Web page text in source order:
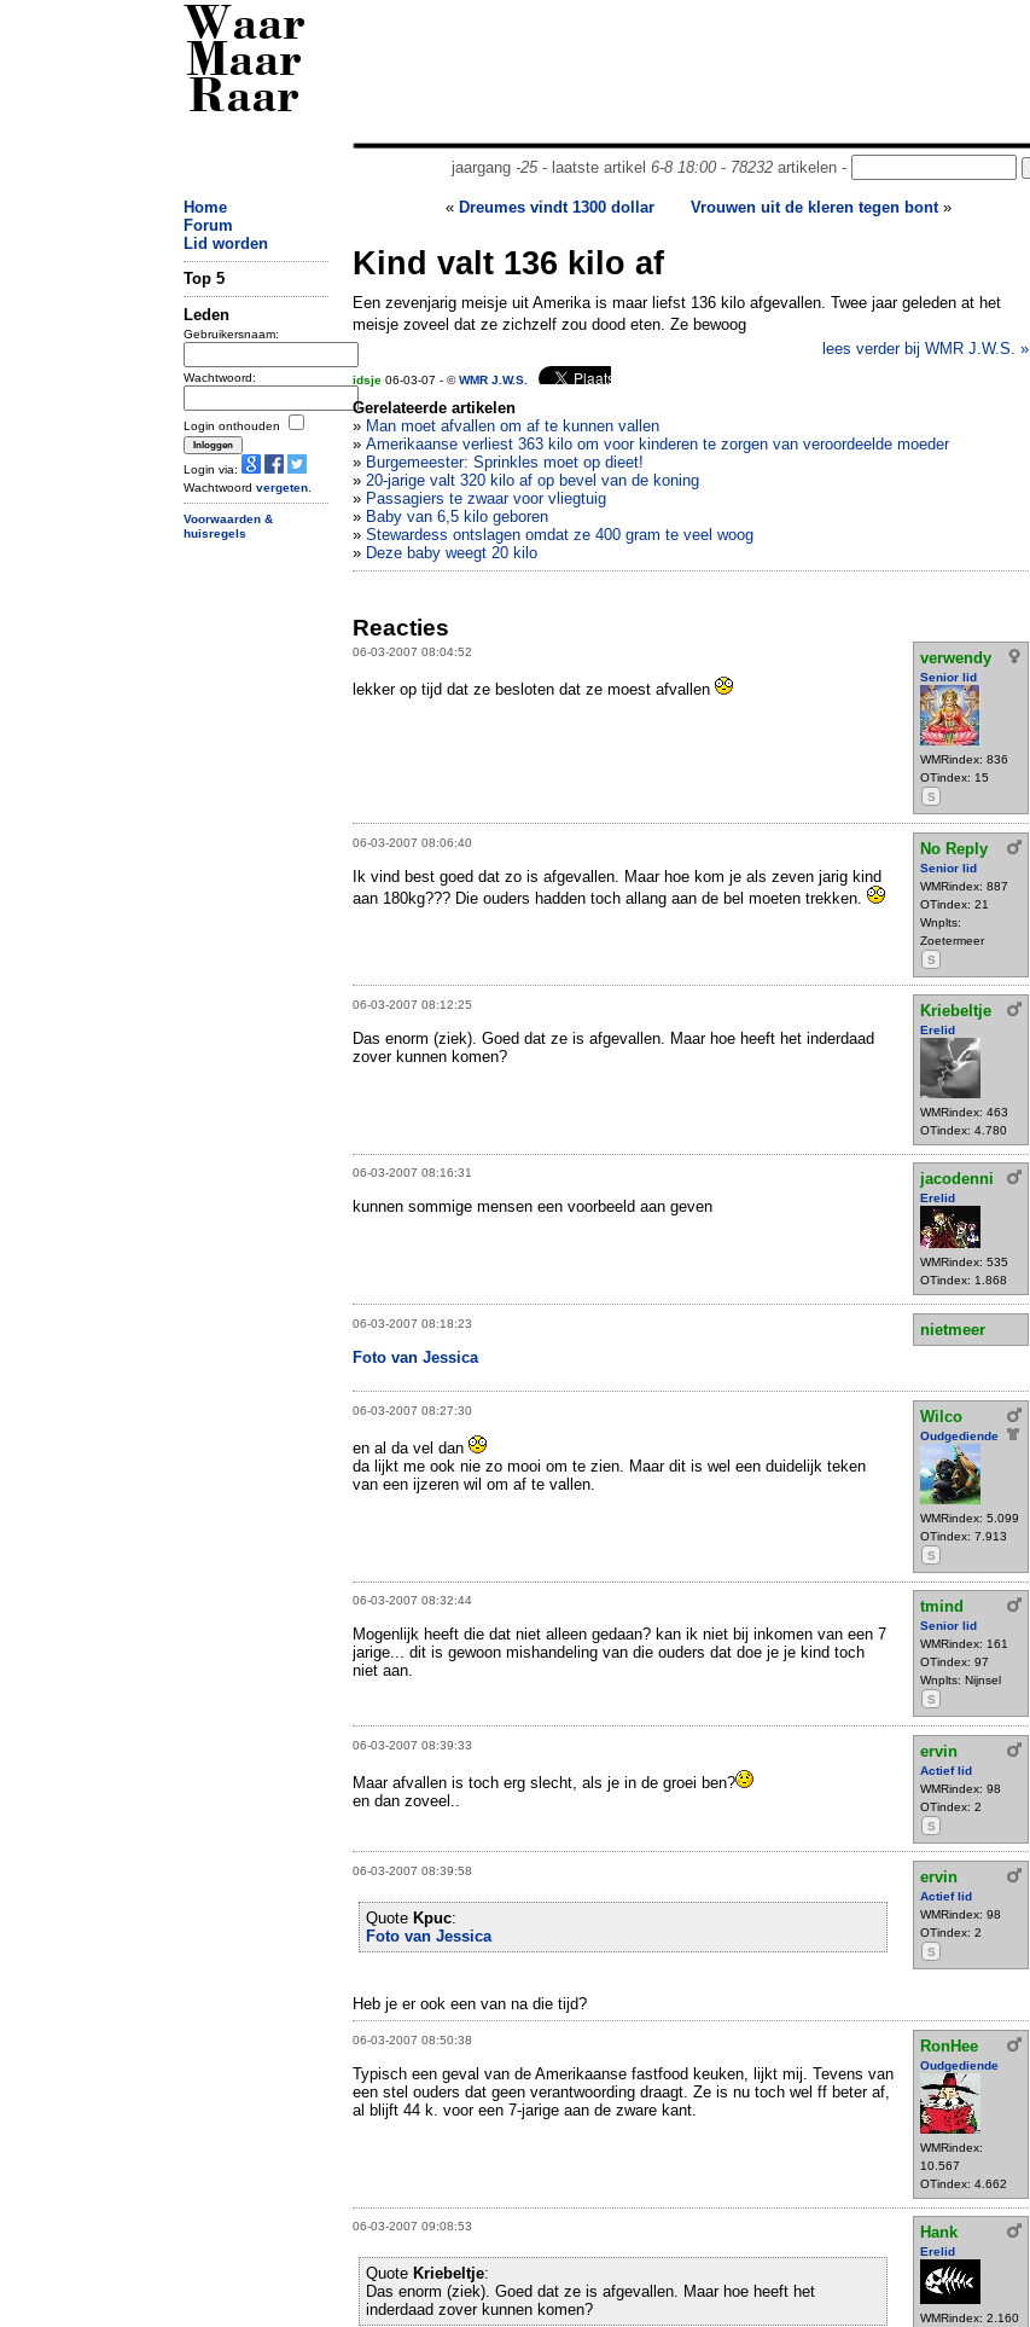
Waar
Maar
Raar
jaargang -25- laatste artikel 6-8 18:00- 78232artikelen -
Home
Forum
Lid worden
Top 5
Leden
Gebruikersnaam:
Wachtwoord:
Login onthouden
Login via:
Wachtwoord vergeten
Voorwaarden &
huisregels
« Dreumes vindt 1300 dollar Vrouwen uit de kleren tegen bont»
Kind valt 136 kilo af
Een zevenjarig meisje uit Amerika is maar liefst 136 kilo afgevallen. Twee jaar geleden at het
meisje zoveel dat ze zichzelf zou dood eten. Ze bewoog
lees verder bij WMR J.W.S. »
idsje 06-03-07 - ©WMR J.W.S.
Gerelateerde artikelen
» Man moet afvallen om af te kunnen vallen
» Amerikaanse verliest 363 kilo om voor kinderen te zorgen van veroordeelde moeder
» Burgemeester: Sprinkles moet op dieet!
» 20-jarige valt 320 kilo af op bevel van de koning
» Passagiers te zwaar voor vliegtuig
» Baby van 6,5 kilo geboren
» Stewardess ontslagen omdat ze 400 gram te veel woog
» Deze baby weegt 20 kilo
Reacties
06-03-2007 08:04:52 verwendy
Senior lid
WMRindex: 836
OTindex: 15
S
lekker op tijd dat ze besloten dat ze moest afvallen
06-03-2007 08:06:40 No Reply
Senior lid
WMRindex: 887
OTindex: 21
Wnplts:
Zoetermeer
S
Ik vind best goed dat zo is afgevallen. Maar hoe kom je als zeven jarig kind
aan 180kg??? Die ouders hadden toch allang aan de bel moeten trekken.
06-03-2007 08:12:25 Kriebeltje
Erelid
WMRindex: 463
OTindex: 4.780
Das enorm (ziek). Goed dat ze is afgevallen. Maar hoe heeft het inderdaad
zover kunnen komen?
06-03-2007 08:16:31 jacodenni
Erelid
WMRindex: 535
OTindex: 1.868
kunnen sommige mensen een voorbeeld aan geven
06-03-2007 08:18:23
nietmeer
Foto van Jessica
06-03-2007 08:27:30 Wilco
Oudgediende
WMRindex: 5.099
OTindex: 7.913
S
en al da vel dan
da lijkt me ook nie zo mooi om te zien. Maar dit is wel een duidelijk teken
van een ijzeren wil om af te vallen.
06-03-2007 08:32:44 tmind
Senior lid
WMRindex: 161
OTindex: 97
Wnplts: Nijnsel
S
Mogenlijk heeft die dat niet alleen gedaan? kan ik niet bij inkomen van een 7
jarige... dit is gewoon mishandeling van die ouders dat doe je je kind toch
niet aan.
06-03-2007 08:39:33 ervin
Actief lid
WMRindex: 98
OTindex: 2
S
Maar afvallen is toch erg slecht, als je in de groei ben?
en dan zoveel..
06-03-2007 08:39:58 ervin
Actief lid
WMRindex: 98
OTindex: 2
S
Quote Kpuc:
Foto van Jessica
Heb je er ook een van na die tijd?
06-03-2007 08:50:38 RonHee
Oudgediende
WMRindex:
10.567
OTindex: 4.662
Typisch een geval van de Amerikaanse fastfood keuken, lijkt mij. Tevens van
een stel ouders dat geen verantwoording draagt. Ze is nu toch wel ff beter af,
al blijft 44 k. voor een 7-jarige aan de zware kant.
06-03-2007 09:08:53 Hank
Erelid
WMRindex: 2.160
Quote Kriebeltje:
Das enorm (ziek). Goed dat ze is afgevallen. Maar hoe heeft het
inderdaad zover kunnen komen?